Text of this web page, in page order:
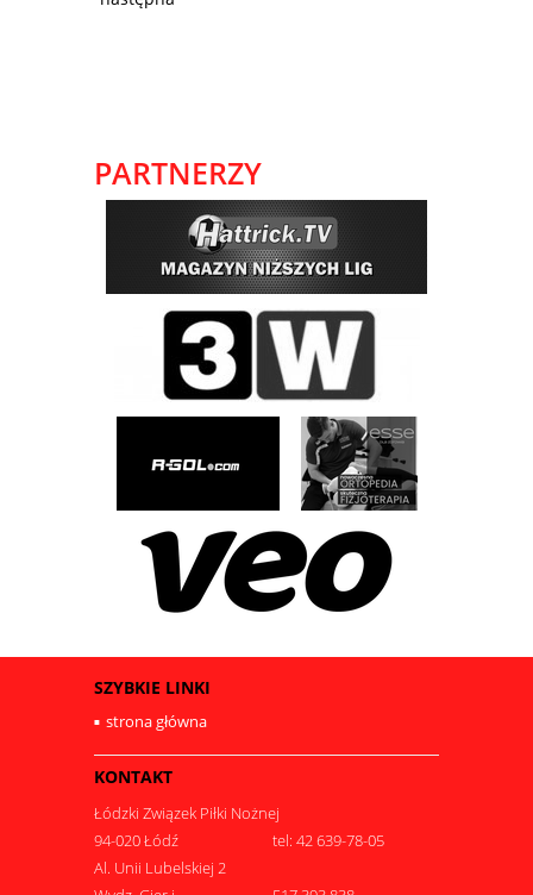
PARTNERZY
SZYBKIE LINKI
strona główna
KONTAKT
Łódzki Związek Piłki Nożnej
94-020 Łódź
tel: 42 639-78-05
Al. Unii Lubelskiej 2